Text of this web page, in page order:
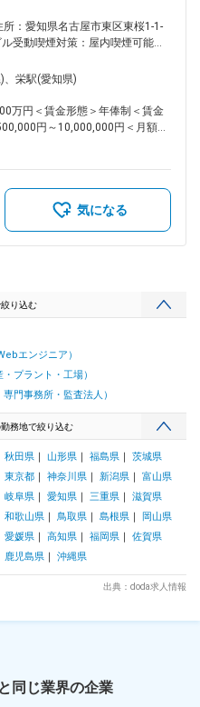
となります。 東海支社営業部隊
サービスを使ってもらうためのデ
務におけるプロジェクトマネジ
テーマについて、コンサルティン
を駆使し、案件獲得・市場シェア
頼を勝ち取り、持続可能なビジネ
ィ／ゼロトラストモデル（東海
関する施策を推進する。なお、
ント（商材など）の更改も市場に
メインとなります。 顧客対応に
いただく必要があります。 ■組
アにおいて大企業から中小企業
トップで対応し、モバイル・クラ
産業DXのリーディングカンパニ
変革をサポートし、事業DXと企
体験向上、ビジネス変革・サプ
革 ・企業内DX：産業プロセス変
ーションのモデル化・コンポーネ
術の活用によって東海エリアの各
ます。 変更の範囲：会
：愛知県名古屋市東区東桜1-1-
受動喫煙対策：屋内喫煙可能場
社(フルリモート)住所：愛知県
変更の範囲：会社の定める事業所
、栄駅(愛知県)
万円＜賃金形態＞年俸制＜賃金
円～10,000,000円＜月額＞
考を通じて上下する可能性があり
含めた表記です。気になる
り込む
エンジニア）
プラント・工場）
門事務所・監査法人）
務地で絞り込む
秋田県 山形県 福島県
茨城県
東京都 神奈川県 新潟県
富山県
岐阜県 愛知県 三重県
滋賀県
和歌山県 鳥取県 島根県
岡山県
愛媛県 高知県 福岡県
佐賀県
鹿児島県 沖縄県
出典：doda求人情報
同じ業界の企業